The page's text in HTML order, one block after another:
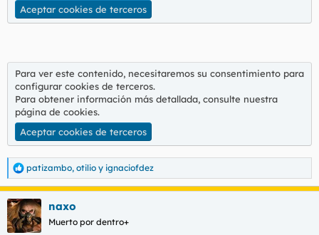
Aceptar cookies de terceros
Para ver este contenido, necesitaremos su consentimiento para
configurar cookies de terceros.
Para obtener información más detallada, consulte nuestra
página de cookies.
Aceptar cookies de terceros
R
e
a
c
c
i
patizambo, otilio y ignaciofdez
naxo
Muerto por dentro+